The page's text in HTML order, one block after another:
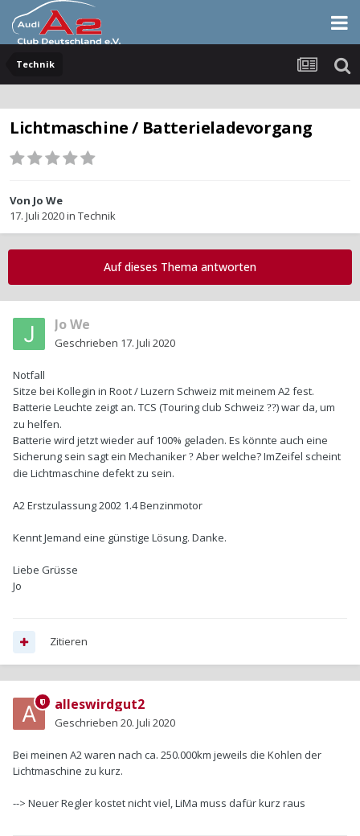
Technik
Lichtmaschine / Batterieladevorgang
Von Jo We
17. Juli 2020in Technik
Auf dieses Thema antworten
Jo We
Geschrieben 17. Juli 2020
Notfall
Sitze bei Kollegin in Root / Luzern Schweiz mit meinem A2 fest.
Batterie Leuchte zeigt an. TCS (Touring club Schweiz ??) war da, um
zu helfen.
Batterie wird jetzt wieder auf 100% geladen. Es könnte auch eine
Sicherung sein sagt ein Mechaniker ? Aber welche? ImZeifel scheint
die Lichtmaschine defekt zu sein.
A2 Erstzulassung 2002 1.4 Benzinmotor
Kennt Jemand eine günstige Lösung. Danke.
Liebe Grüsse
Jo
Zitieren
alleswirdgut2
Geschrieben 20. Juli 2020
Bei meinen A2 waren nach ca. 250.000km jeweils die Kohlen der
Lichtmaschine zu kurz.
--> Neuer Regler kostet nicht viel, LiMa muss dafür kurz raus